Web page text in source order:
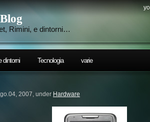
Rimini, e dintorni…
dintorni Tecnologia varie
2007, under Hardware